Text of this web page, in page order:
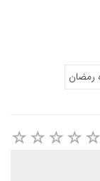
رمضان